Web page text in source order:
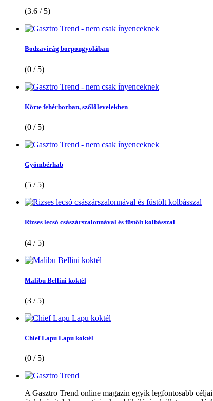
(3.6 / 5)
Bodzavirág borpongyolában
(0 / 5)
Körte fehérborban, szőlőlevelekben
(0 / 5)
Gyömbérhab
(5 / 5)
Rizses lecsó császárszalonnával és füstölt kolbásszal
(4 / 5)
Malibu Bellini koktél
(3 / 5)
Chief Lapu Lapu koktél
(0 / 5)
A Gasztro Trend online magazin egyik legfontosabb